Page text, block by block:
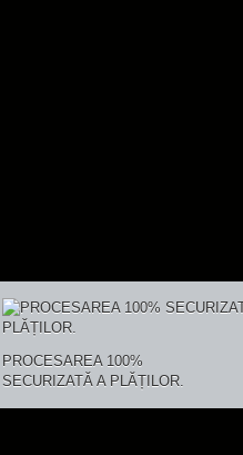
PROCESAREA 100%
SECURIZATĂ A PLĂȚILOR.